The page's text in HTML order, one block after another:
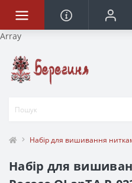
Array
Набір для вишивання
Набір для